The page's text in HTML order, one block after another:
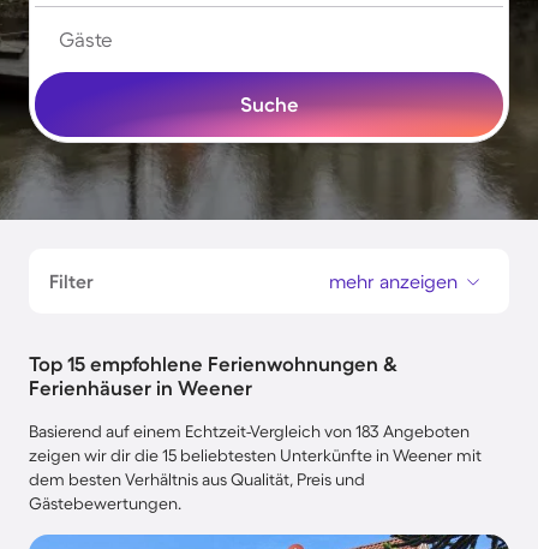
Gäste
Suche
Filter mehr anzeigen
Top 15 empfohlene Ferienwohnungen &
Ferienhäuser in Weener
Basierend auf einem Echtzeit-Vergleich von 183 Angeboten
zeigen wir dir die 15 beliebtesten Unterkünfte in Weener mit
dem besten Verhältnis aus Qualität, Preis und
Gästebewertungen.